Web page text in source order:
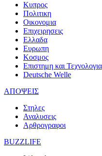
Κυπρος
Πολιτικη
Οικονομια
Επιχειρησεις
Ελλαδα
Ευρωπη
Κοσμος
Επιστημη και Τεχνολογια
Deutsche Welle
ΑΠΟΨΕΙΣ
Στηλες
Αναλυσεις
Αρθρογραφοι
BUZZLIFE